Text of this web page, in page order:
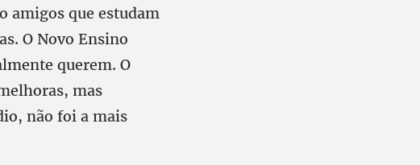
amigos que estudam
O Novo Ensino
querem. O
mas
não foi a mais